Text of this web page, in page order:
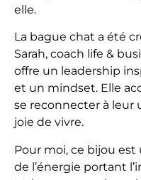
elle.
La bague chat a été
Sarah, coach life &
offre un leadership
et un mindset. Elle
se reconnecter à leur
joie de vivre.
Pour moi, ce bijou est
de l’énergie portant